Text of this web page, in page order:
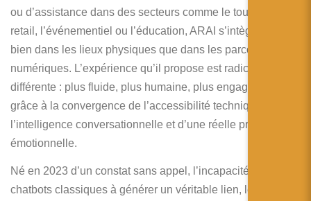
ou d’assistance dans des secteurs comme le tourisme, le
retail, l’événementiel ou l’éducation, ARAI s’intègre aussi
bien dans les lieux physiques que dans les parcours
numériques. L’expérience qu’il propose est radicalement
différente : plus fluide, plus humaine, plus engageante,
grâce à la convergence de l’accessibilité technique, de
l’intelligence conversationnelle et d’une réelle profondeur
émotionnelle.
Né en 2023 d’un constat sans appel, l’incapacité des
chatbots classiques à générer un véritable lien, le projet